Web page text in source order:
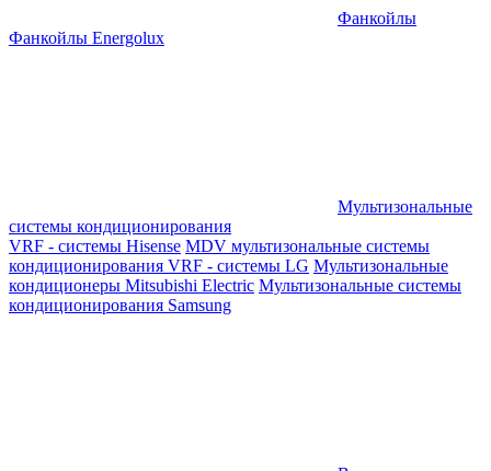
Фанкойлы
Фанкойлы Energolux
Мультизональные
системы кондиционирования
VRF - системы Hisense MDV мультизональные системы
кондиционирования VRF - системы LG Мультизональные
кондиционеры Mitsubishi Electric Мультизональные системы
кондиционирования Samsung